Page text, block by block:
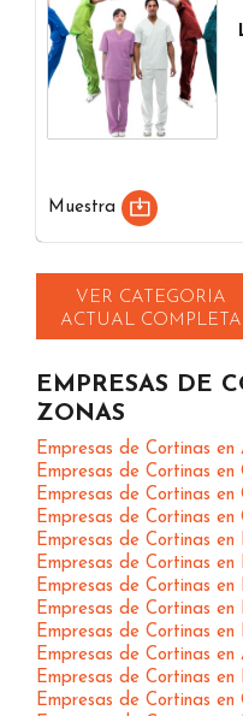
Muestra
VER CATEGORIA
ACTUAL COMPLETA
EMPRESAS DE
ZONAS
Empresas de Cortinas en
Empresas de Cortinas en
Empresas de Cortinas en
Empresas de Cortinas en
Empresas de Cortinas en
Empresas de Cortinas en
Empresas de Cortinas en
Empresas de Cortinas en
Empresas de Cortinas en
Empresas de Cortinas en
Empresas de Cortinas en
Empresas de Cortinas en